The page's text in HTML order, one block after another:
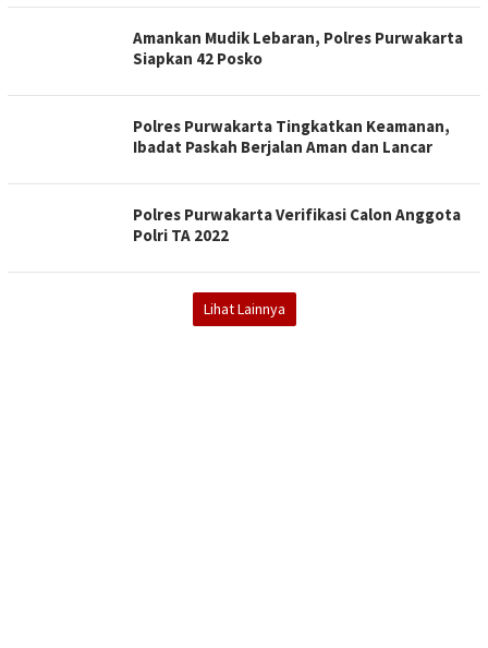
Amankan Mudik Lebaran, Polres Purwakarta
Siapkan 42 Posko
Polres Purwakarta Tingkatkan Keamanan,
Ibadat Paskah Berjalan Aman dan Lancar
Polres Purwakarta Verifikasi Calon Anggota
Polri TA 2022
Lihat Lainnya